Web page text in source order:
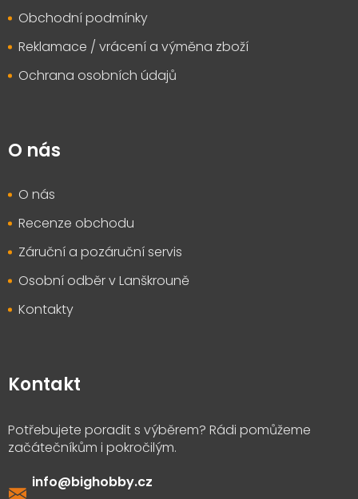
Obchodní podmínky
Reklamace / vrácení a výměna zboží
Ochrana osobních údajů
O nás
O nás
Recenze obchodu
Záruční a pozáruční servis
Osobní odběr v Lanškrouně
Kontakty
Kontakt
info@bighobby.cz